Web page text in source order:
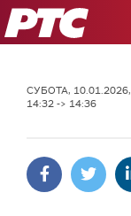
РТС
СУБОТА, 10.01.2026,
14:32 -> 14:36